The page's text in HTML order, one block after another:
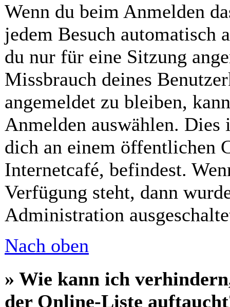
Wenn du beim Anmelden
jedem Besuch automatisch
du nur für eine Sitzung
Missbrauch deines
angemeldet zu bleiben,
Anmelden auswählen.
dich an einem öffentlichen
Internetcafé, befindest.
Verfügung steht, dann
Administration
Nach oben
» Wie kann ich
der Online-Liste